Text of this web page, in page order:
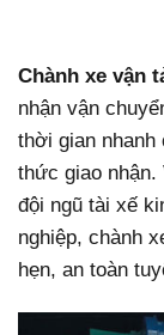
Chành xe vận
nhận vận
thời gian nhanh
thức giao nhận.
đội ngũ tài xế
nghiệp, chành
hẹn, an toàn